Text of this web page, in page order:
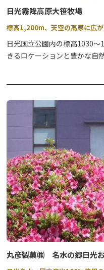
日光霧降高原大笹牧場
標高1,200m、天空の高原に広
日光国立公園内の標高1030
きるロケーションと豊かな自
他、アイスクリームやバター
敷地内にはオートキャンプ場
い方でもお気軽にキャンプ
迫力ある雪上体験もおすすめ。
四季を通して大自然を満喫で
丸彦製菓㈱ 名水の郷日光